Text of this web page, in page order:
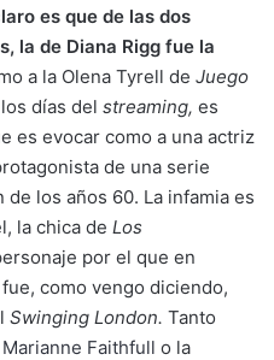
es que de las dos
la de Diana Rigg fue la
a la Olena Tyrell de Juego
días del streaming, es
es evocar como a una actriz
de una serie
los años 60. La infamia es
la chica de Los
por el que en
como vengo diciendo,
Swinging London. Tanto
Marianne Faithfull o la